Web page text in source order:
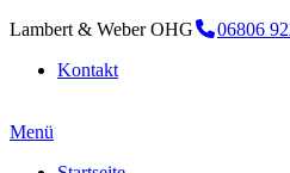
Lambert & Weber OHG 06806
Kontakt
Menü